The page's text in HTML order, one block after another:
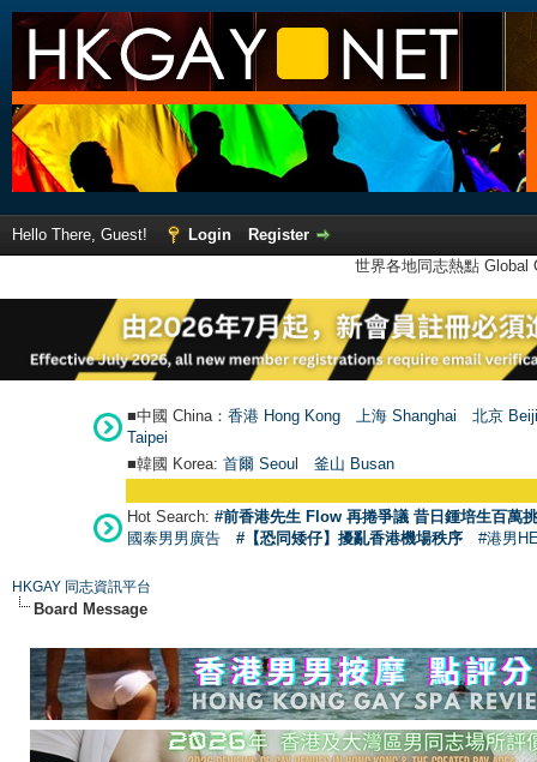
Hello There, Guest! Login
Register
世界各地同志熱點
■中國 China： 香港 Hong Kong 上海 Shanghai
北京
Taipei
■韓國 Korea: 首爾 Seoul 釜山 Busan
Hot Search: #前香港先生 Flow 再捲爭議 昔日鍾培生百萬
國泰男男廣告
#【恐同矮仔】擾亂香港機場秩序 #港男
HKGAY 同志資訊平台
Board Message